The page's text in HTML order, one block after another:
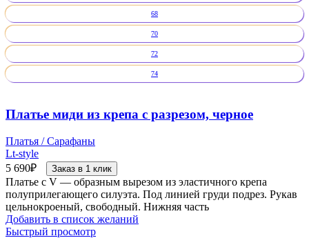
68
70
72
74
Платье миди из крепа с разрезом, черное
Платья / Сарафаны
Lt-style
5 690₽ Заказ в 1 клик
Платье с V — образным вырезом из эластичного крепа
полуприлегающего силуэта. Под линией груди подрез. Рукав
цельнокроеный, свободный. Нижняя часть
Добавить в список желаний
Быстрый просмотр